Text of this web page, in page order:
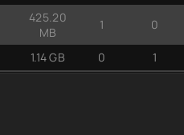
425.20
MB
1 0
1.14 GB 0
1